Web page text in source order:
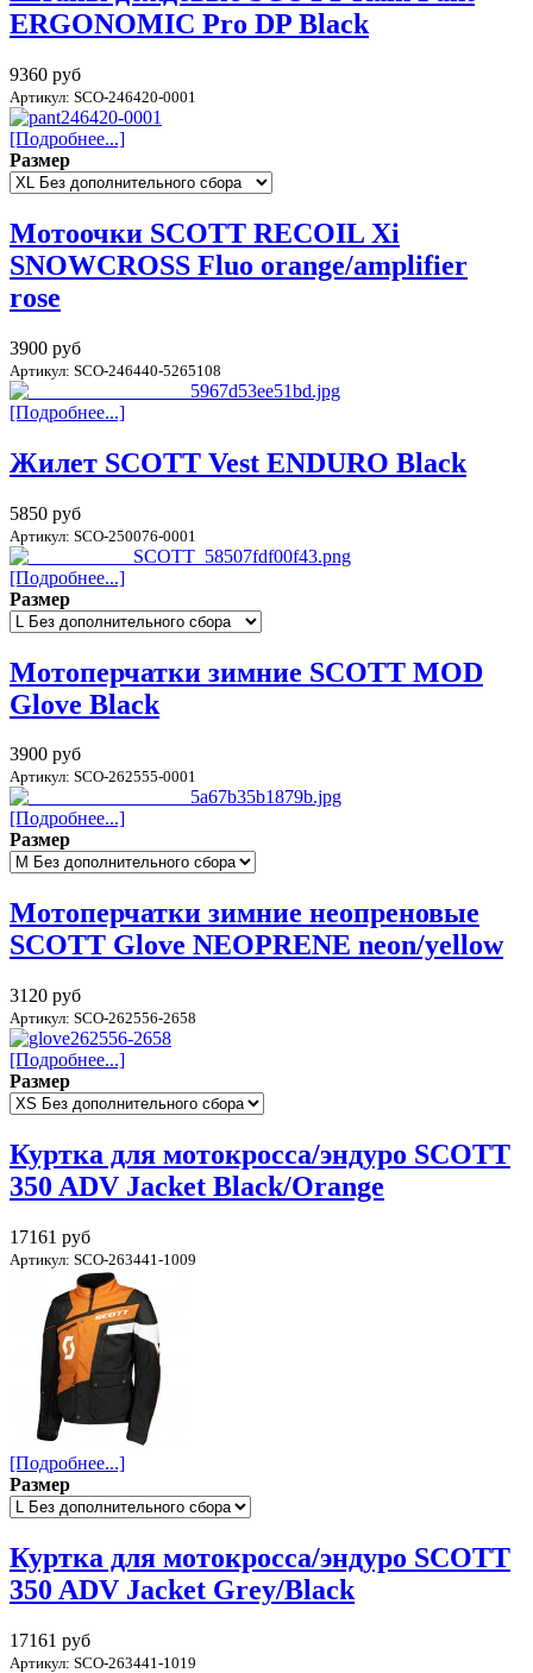
ERGONOMIC Pro DP Black
9360 руб
Артикул: SCO-246420-0001
[Подробнее...]
Размер
Мотоочки SCOTT RECOIL Xi
SNOWCROSS Fluo orange/amplifier
rose
3900 руб
Артикул: SCO-246440-5265108
[Подробнее...]
Жилет SCOTT Vest ENDURO Black
5850 руб
Артикул: SCO-250076-0001
[Подробнее...]
Размер
Мотоперчатки зимние SCOTT MOD
Glove Black
3900 руб
Артикул: SCO-262555-0001
[Подробнее...]
Размер
Мотоперчатки зимние неопреновые
SCOTT Glove NEOPRENE neon/yellow
3120 руб
Артикул: SCO-262556-2658
[Подробнее...]
Размер
Куртка для мотокросса/эндуро SCOTT
350 ADV Jacket Black/Orange
17161 руб
Артикул: SCO-263441-1009
[Подробнее...]
Размер
Куртка для мотокросса/эндуро SCOTT
350 ADV Jacket Grey/Black
17161 руб
Артикул: SCO-263441-1019